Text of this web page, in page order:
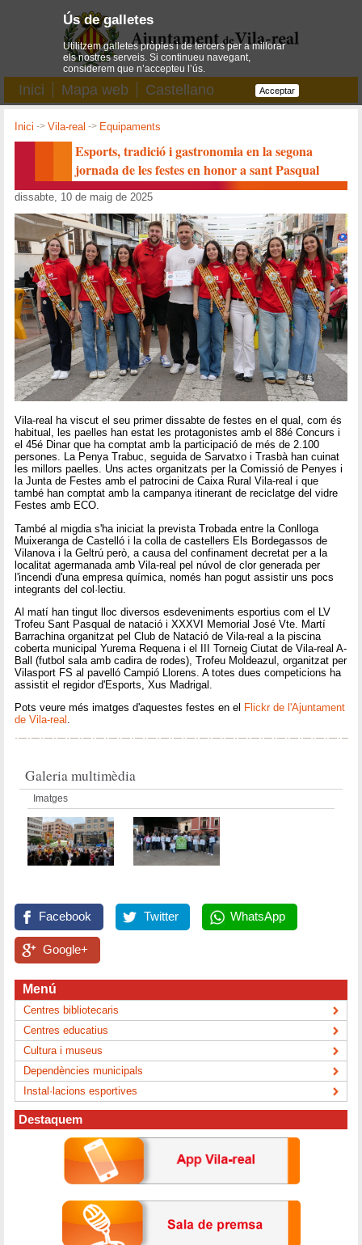
Inici Mapa web Castellano
Inici ->Vila-real -> Equipaments
Esports, tradició i gastronomia en la segona
jornada de les festes en honor a sant Pasqual
dissabte, 10 de maig de 2025
Vila-real ha viscut el seu primer dissabte de festes en el qual, com és
habitual, les paelles han estat les protagonistes amb el 88é Concurs i
el 45é Dinar que ha comptat amb la participació de més de 2.100
persones. La Penya Trabuc, seguida de Sarvatxo i Trasbà han cuinat
les millors paelles. Uns actes organitzats per la Comissió de Penyes i
la Junta de Festes amb el patrocini de Caixa Rural Vila-real i que
també han comptat amb la campanya itinerant de reciclatge del vidre
Festes amb ECO.
També al migdia s'ha iniciat la prevista Trobada entre la Conlloga
Muixeranga de Castelló i la colla de castellers Els Bordegassos de
Vilanova i la Geltrú però, a causa del confinament decretat per a la
localitat agermanada amb Vila-real pel núvol de clor generada per
l'incendi d'una empresa química, només han pogut assistir uns pocs
integrants del col·lectiu.
Al matí han tingut lloc diversos esdeveniments esportius com el LV
Trofeu Sant Pasqual de natació i XXXVI Memorial José Vte. Martí
Barrachina organitzat pel Club de Natació de Vila-real a la piscina
coberta municipal Yurema Requena i el III Torneig Ciutat de Vila-real A-
Ball (futbol sala amb cadira de rodes), Trofeu Moldeazul, organitzat per
Vilasport FS al pavelló Campió Llorens. A totes dues competicions ha
assistit el regidor d'Esports, Xus Madrigal.
Pots veure més imatges d'aquestes festes en el Flickr de l'Ajuntament
de Vila-real .
Galeria multimèdia
Imatges
Facebook Twitter WhatsApp
Google+
Menú
Centres bibliotecaris
Centres educatius
Cultura i museus
Dependències municipals
Instal·lacions esportives
Destaquem
Ús de galletes
Utilitzem galletes pròpies i de tercers per a millorar
els nostres serveis. Si continueu navegant,
considerem que n’accepteu l’ús.
Acceptar